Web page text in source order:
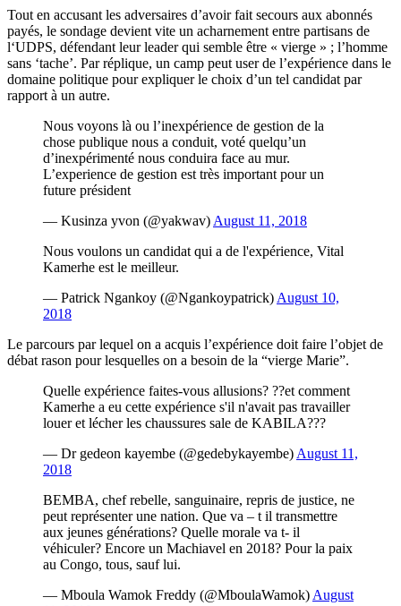
Tout en accusant les adversaires d’avoir fait secours aux abonnés
payés, le sondage devient vite un acharnement entre partisans de
l‘UDPS, défendant leur leader qui semble être « vierge » ; l’homme
sans ‘tache’. Par réplique, un camp peut user de l’expérience dans le
domaine politique pour expliquer le choix d’un tel candidat par
rapport à un autre.
Nous voyons là ou l’inexpérience de gestion de la
chose publique nous a conduit, voté quelqu’un
d’inexpérimenté nous conduira face au mur.
L’experience de gestion est très important pour un
future président
— Kusinza yvon (@yakwav) August 11, 2018
Nous voulons un candidat qui a de l'expérience, Vital
Kamerhe est le meilleur.
— Patrick Ngankoy (@Ngankoypatrick) August 10,
2018
Le parcours par lequel on a acquis l’expérience doit faire l’objet de
débat rason pour lesquelles on a besoin de la “vierge Marie”.
Quelle expérience faites-vous allusions? ??et comment
Kamerhe a eu cette expérience s'il n'avait pas travailler
louer et lécher les chaussures sale de KABILA???
— Dr gedeon kayembe (@gedebykayembe) August 11,
2018
BEMBA, chef rebelle, sanguinaire, repris de justice, ne
peut représenter une nation. Que va – t il transmettre
aux jeunes générations? Quelle morale va t- il
véhiculer? Encore un Machiavel en 2018? Pour la paix
au Congo, tous, sauf lui.
— Mboula Wamok Freddy (@MboulaWamok) August